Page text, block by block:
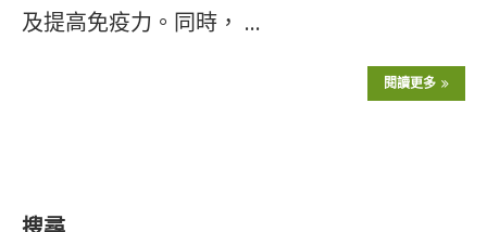
及提高免疫力。同時， …
閱讀更多